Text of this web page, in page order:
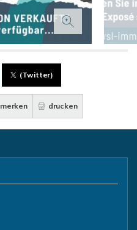
(Twitter)
merken drucken